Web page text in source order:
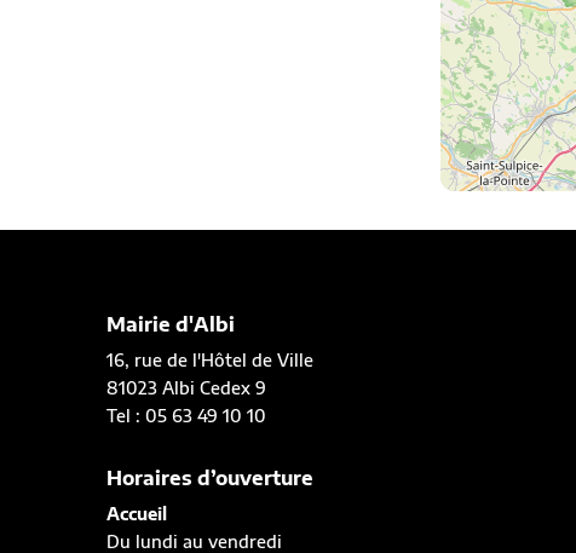
Mairie d'Albi
16, rue de l'Hôtel de Ville
81023 Albi Cedex 9
Tel : 05 63 49 10 10
Horaires d’ouverture
Accueil
Du lundi au vendredi